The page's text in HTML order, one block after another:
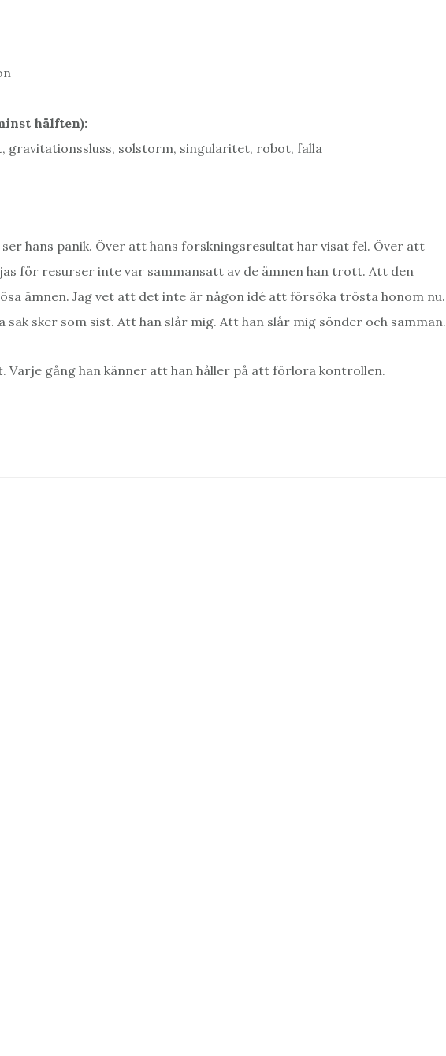
hälften):
gravitationssluss, solstorm, singularitet, robot, falla
ser hans panik. Över att hans forskningsresultat har visat fel. Över att
för resurser inte var sammansatt av de ämnen han trott. Att den
ämnen. Jag vet att det inte är någon idé att försöka trösta honom nu.
sker som sist. Att han slår mig. Att han slår mig sönder och samman.
Varje gång han känner att han håller på att förlora kontrollen.